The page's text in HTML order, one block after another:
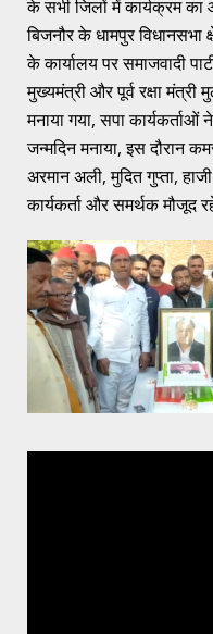
के सभी जिलों में कार्यक्रम
बिजनौर के धामपुर विधानसभा
के कार्यालय पर समाजवादी
मुख्यमंत्री और पूर्व रक्षा
मनाया गया, सपा
जन्मदिन मनाया, इस दौरान
अरमान अली, मुदित गुप्ता,
कार्यकर्ता और समर्थक मौजूद